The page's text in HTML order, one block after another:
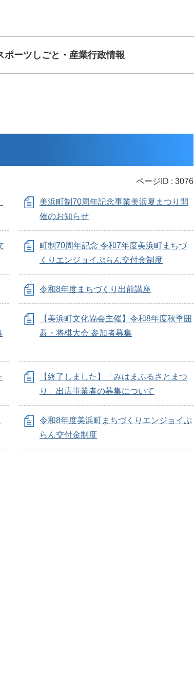
ポーツ しごと・産業行政情報
ページID : 3076
美浜町制70周年記念事業美浜夏まつり開
催のお知らせ
町制70周年記念 令和7年度美浜町まちづ
くりエンジョイぷらん交付金制度
令和8年度まちづくり出前講座
【美浜町文化協会主催】令和8年度秋季囲
碁・将棋大会 参加者募集
【終了しました】「みはまふるさとまつ
り」出店事業者の募集について
令和8年度美浜町まちづくりエンジョイぷ
らん交付金制度